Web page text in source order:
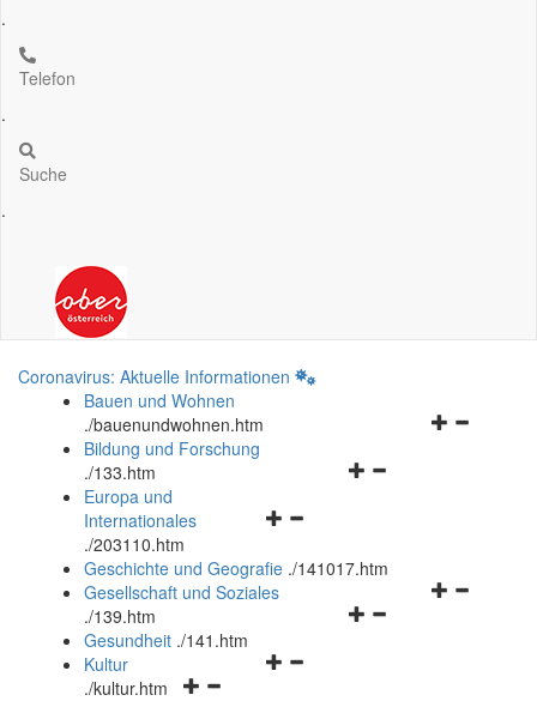
.
Telefon
.
Suche
.
Coronavirus: Aktuelle Informationen
Bauen und Wohnen
./bauenundwohnen.htm
Navigationsmenü
Bildung und Forschung
./133.htm
Navigationsmenü
und
schließen
Europa und
Internationales
./203110.htm
Geschichte und Geografie ./141017.htm
Navigationsmenü
Gesellschaft und Soziales
./139.htm
Navigationsmenü
Gesundheit ./141.htm
Navigationsmenü
Kultur
./kultur.htm